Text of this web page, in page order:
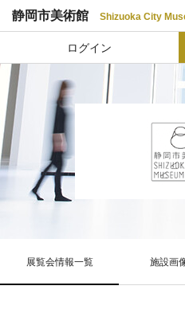
静岡市美術館 Shizuoka City
ログイン
展覧会情報一覧 施設画